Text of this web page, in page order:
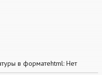
в форматеhtml: Нет